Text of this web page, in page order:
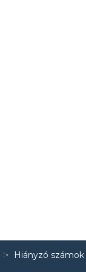
Hiányzó